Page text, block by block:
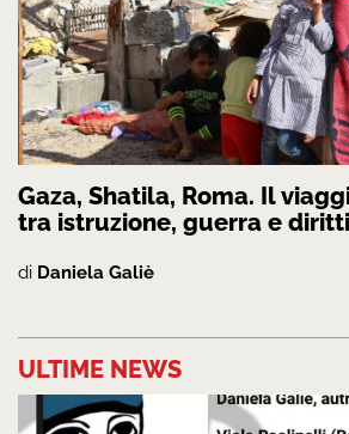
Gaza, Shatila, Roma. Il
tra istruzione, guerra e
di Daniela Galiè
ULTIME NEWS